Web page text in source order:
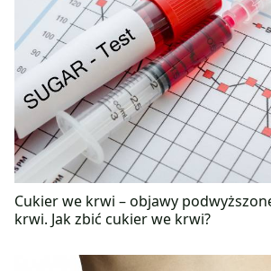
Cukier we krwi – objawy
krwi. Jak zbić cukier we krwi?